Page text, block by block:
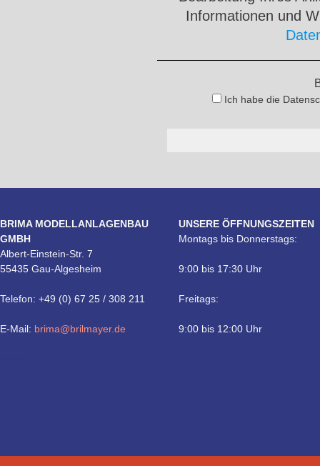
Informationen und
Ich habe die
BRIMA MODELLANLAGENBAU
GMBH
Albert-Einstein-Str. 7
55435 Gau-Algesheim
Telefon: +49 (0) 67 25 / 308 211
E-Mail: brima@brilmayer.de
UNSERE ÖFFNUNGSZEITEN
Montags bis Donnerstags:
9:00 bis 17:30 Uhr
Freitags:
9:00 bis 12:00 Uhr